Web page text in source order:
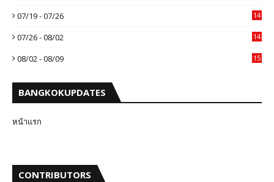
07/19 - 07/26
14
07/26 - 08/02 14
08/02 - 08/09 15
BANGKOKUPDATES
หน้าแรก
CONTRIBUTORS